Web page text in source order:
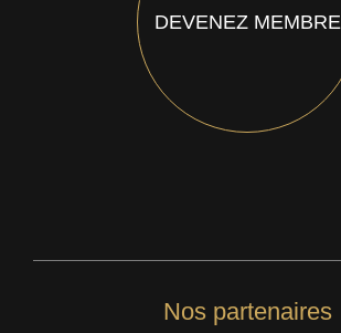
DEVENEZ MEMBRE
Nos partenaires